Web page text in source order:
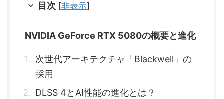
目次 [非表示]
NVIDIA GeForce RTX 5080の概要と進化
次世代アーキテクチャ「Blackwell」の
採用
DLSS 4とAI性能の進化とは？